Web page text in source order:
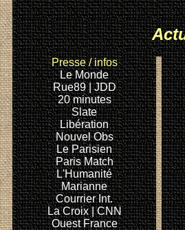
Presse / infos
Le Monde
Rue89| JDD
20 minutes
Slate
Libération
Nouvel Obs
Le Parisien
Paris Match
L'Humanité
Marianne
Courrier Int.
La Croix | CNN
Ouest France